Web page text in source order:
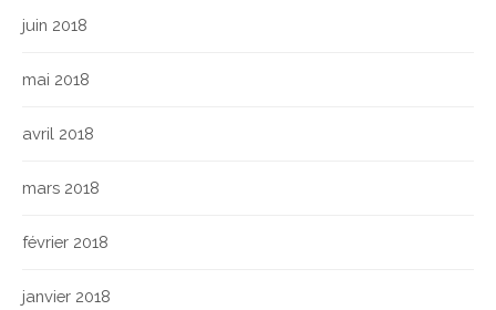
juin 2018
mai 2018
avril 2018
mars 2018
février 2018
janvier 2018